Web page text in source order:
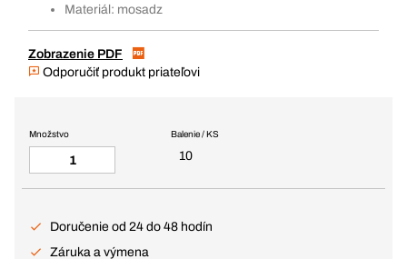
Materiál: mosadz
Zobrazenie PDF
Odporučiť produkt priateľovi
Balenie / KS
10
Množstvo
Doručenie od 24 do 48 hodín
Záruka a výmena